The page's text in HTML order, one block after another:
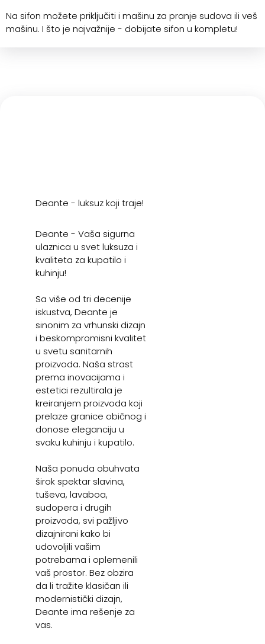
Na sifon možete priključiti i mašinu za pranje sudova ili veš
mašinu. I što je najvažnije - dobijate sifon u kompletu!
Deante - luksuz koji traje!
Deante - Vaša sigurna
ulaznica u svet luksuza i
kvaliteta za kupatilo i
kuhinju!
Sa više od tri decenije
iskustva, Deante je
sinonim za vrhunski dizajn
i beskompromisni kvalitet
u svetu sanitarnih
proizvoda. Naša strast
prema inovacijama i
estetici rezultirala je
kreiranjem proizvoda koji
prelaze granice običnog i
donose eleganciju u
svaku kuhinju i kupatilo.
Naša ponuda obuhvata
širok spektar slavina,
tuševa, lavaboa,
sudopera i drugih
proizvoda, svi pažljivo
dizajnirani kako bi
udovoljili vašim
potrebama i oplemenili
vaš prostor. Bez obzira
da li tražite klasičan ili
modernistički dizajn,
Deante ima rešenje za
vas.